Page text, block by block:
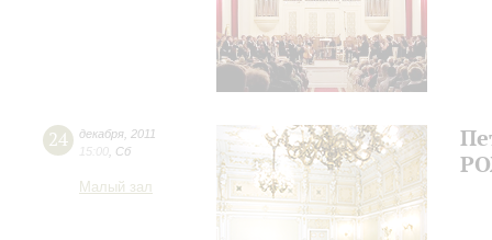
24 декабря 2011
15:00 Сб
Малый зал